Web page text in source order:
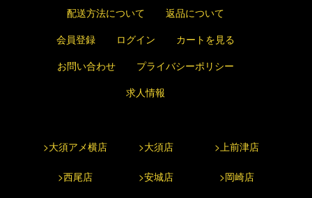
配送方法について
返品について
会員登録
ログイン
カートを見る
お問い合わせ
プライバシーポリシー
求人情報
>大須アメ横店 >大須店 >上前津店
>西尾店 >安城店 >岡崎店